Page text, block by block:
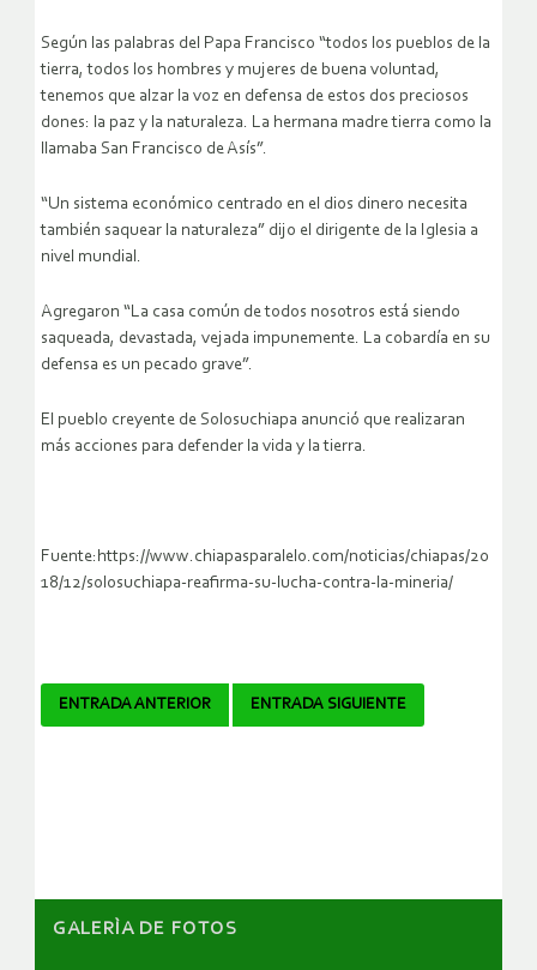
Según las palabras del Papa Francisco “todos los pueblos de la
tierra, todos los hombres y mujeres de buena voluntad,
tenemos que alzar la voz en defensa de estos dos preciosos
dones: la paz y la naturaleza. La hermana madre tierra como la
llamaba San Francisco de Asís”.
“Un sistema económico centrado en el dios dinero necesita
también saquear la naturaleza” dijo el dirigente de la Iglesia a
nivel mundial.
Agregaron “La casa común de todos nosotros está siendo
saqueada, devastada, vejada impunemente. La cobardía en su
defensa es un pecado grave”.
El pueblo creyente de Solosuchiapa anunció que realizaran
más acciones para defender la vida y la tierra.
Fuente:https://www.chiapasparalelo.com/noticias/chiapas/20
18/12/solosuchiapa-reafirma-su-lucha-contra-la-mineria/
Navegador
ENTRADA ANTERIOR ENTRADA SIGUIENTE
GALERÌA DE FOTOS